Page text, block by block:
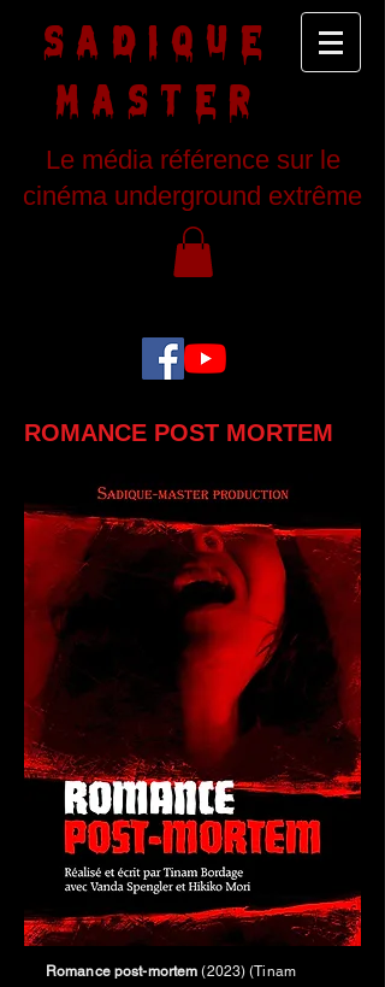
SADIQUE
MASTER
Le média référence sur le
cinéma underground extrême
ROMANCE POST MORTEM
Romance post-mortem (2023) (Tinam